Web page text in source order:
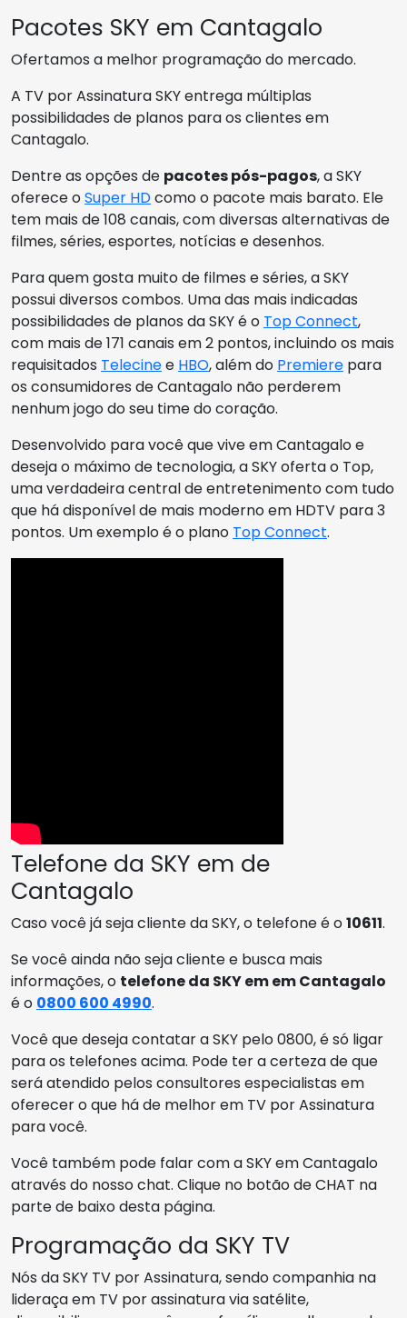
Pacotes SKY em Cantagalo
Ofertamos a melhor programação do mercado.
A TV por Assinatura SKY entrega múltiplas
possibilidades de planos para os clientes em
Cantagalo.
Dentre as opções de pacotes pós-pagos, a SKY
oferece oSuper HDcomo o pacote mais barato. Ele
tem mais de 108 canais, com diversas alternativas de
filmes, séries, esportes, notícias e desenhos.
Para quem gosta muito de filmes e séries, a SKY
possui diversos combos. Uma das mais indicadas
possibilidades de planos da SKY é o Top Connect,
com mais de 171 canais em 2 pontos, incluindo os mais
requisitados Telecinee HBO, além do Premiere para
os consumidores de Cantagalo não perderem
nenhum jogo do seu time do coração.
Desenvolvido para você que vive em Cantagalo e
deseja o máximo de tecnologia, a SKY oferta o Top,
uma verdadeira central de entretenimento com tudo
que há disponível de mais moderno em HDTV para 3
pontos. Um exemplo é o plano Top Connect.
Telefone da SKY em de
Cantagalo
Caso você já seja cliente da SKY, o telefone é o10611.
Se você ainda não seja cliente e busca mais
informações, o telefone da SKY em em Cantagalo
é o 0800 600 4990.
Você que deseja contatar a SKY pelo 0800, é só ligar
para os telefones acima. Pode ter a certeza de que
será atendido pelos consultores especialistas em
oferecer o que há de melhor em TV por Assinatura
para você.
Você também pode falar com a SKY em Cantagalo
através do nosso chat. Clique no botão de CHAT na
parte de baixo desta página.
Programação da SKY TV
Nós da SKY TV por Assinatura, sendo companhia na
lideraça em TV por assinatura via satélite,